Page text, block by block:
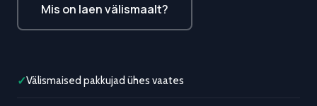
Mis on laen välismaalt?
✓Välismaised pakkujad ühes vaates